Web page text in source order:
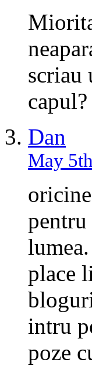
scriau
Dan
May
pentru
place
intru
poze